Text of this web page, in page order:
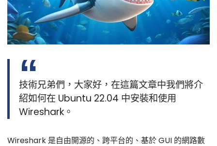
技術兄弟們，大家好，在這篇文章中我們將介
紹如何在 Ubuntu 22.04 中安裝和使用
Wireshark。
Wireshark 是自由開源的、跨平台的、基於 GUI 的網路數